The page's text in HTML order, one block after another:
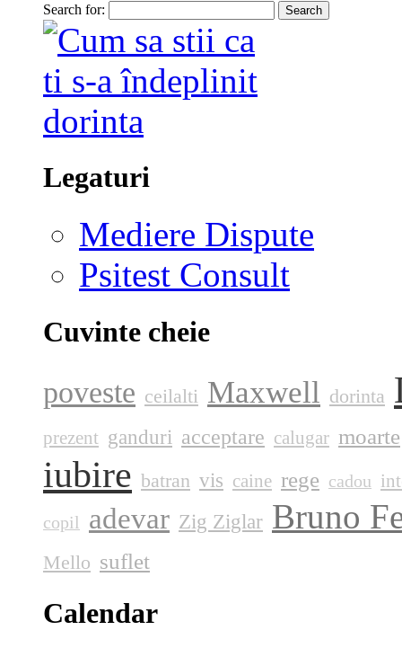
Search for:
Legaturi
Mediere Dispute
Psitest Consult
Cuvinte cheie
poveste ceilalti Maxwell dorinta
prezent ganduri acceptare calugar moarte
iubire batran vis caine rege cadou
copil adevar Zig Ziglar Bruno
Mello suflet
Calendar